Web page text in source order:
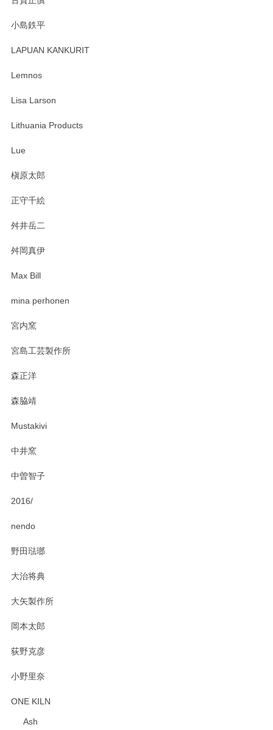
す。 素敵な湯呑みでとても気に入りました。 発送も早く、
たm(_)m
います。無事に届いたようで安心いたしまし
おかけしました。 ありがとうございます。
小島鉄平
LAPUAN KANKURIT
Lemnos
Lisa Larson
Lithuania Products
Lue
槇原太郎
正守千絵
舛井岳二
舛岡真伊
Max Bill
mina perhonen
宮内窯
宮島工芸製作所
森正洋
森脇靖
Mustakivi
中井窯
中曽智子
2016/
nendo
野田琺瑯
大治将典
大矢製作所
岡本太郎
荻野克彦
小野里奈
ONE KILN
Ash